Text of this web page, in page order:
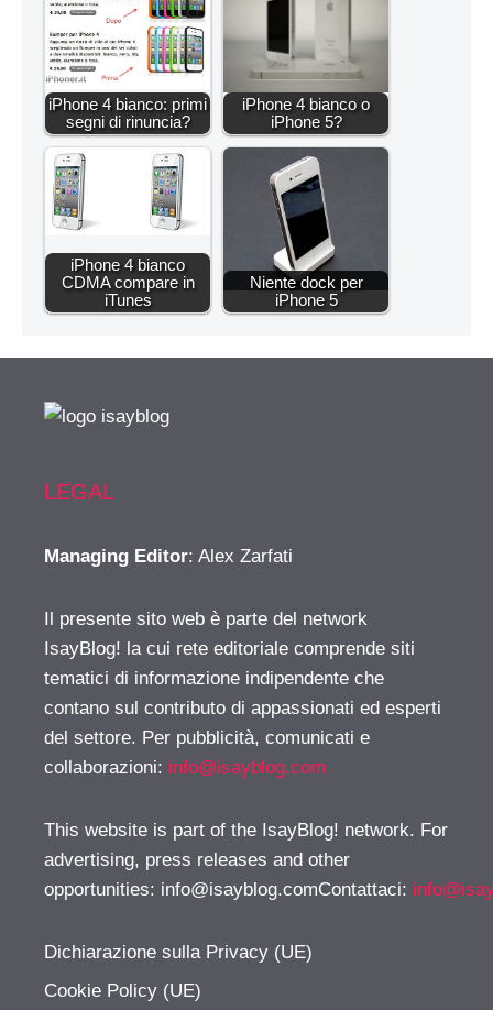
iPhone 4 bianco: primi
segni di rinuncia?
iPhone 4 bianco o
iPhone 5?
iPhone 4 bianco
CDMA compare in
iTunes
Niente dock per
iPhone 5
LEGAL
Managing Editor: Alex Zarfati
Il presente sito web è parte del network
IsayBlog! la cui rete editoriale comprende siti
tematici di informazione indipendente che
contano sul contributo di appassionati ed esperti
del settore. Per pubblicità, comunicati e
collaborazioni: info@isayblog.com
This website is part of the IsayBlog! network. For
advertising, press releases and other
opportunities: info@isayblog.comContattaci:
Dichiarazione sulla Privacy (UE)
Cookie Policy (UE)